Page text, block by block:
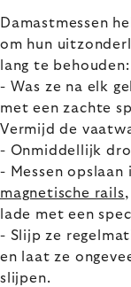
Damastmessen
om hun
lang te behouden:
- Was ze na elk
met een zachte
Vermijd de
- Onmiddellijk
- Messen opslaan
magnetische rails
lade met een
- Slijp ze
en laat ze
slijpen.